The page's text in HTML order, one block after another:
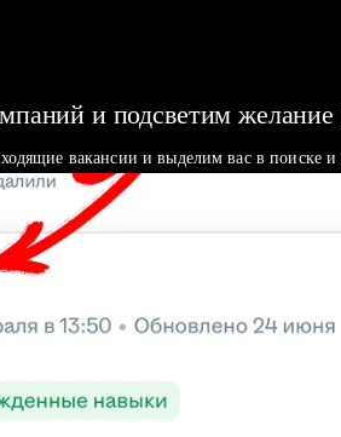
и подсветим желание
вакансии и выделим вас в поиске и